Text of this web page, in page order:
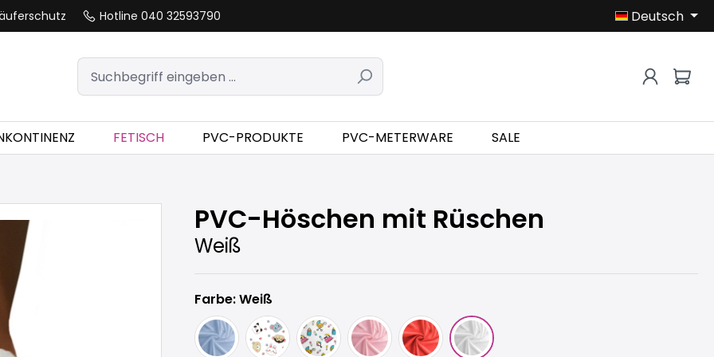
Hotline 040 32593790 Deutsch
FETISCH PVC-PRODUKTE PVC-METERWARE SALE
PVC-Höschen mit Rüschen
Weiß
Farbe: Weiß